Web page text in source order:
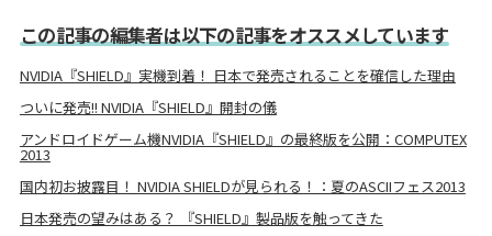
この記事の編集者は以下の記事をオススメしています
NVIDIA『SHIELD』実機到着！ 日本で発売されることを確信した理由
ついに発売!! NVIDIA『SHIELD』開封の儀
アンドロイドゲーム機NVIDIA『SHIELD』の最終版を公開：COMPUTEX
2013
国内初お披露目！ NVIDIA SHIELDが見られる！：夏のASCIIフェス2013
日本発売の望みはある？ 『SHIELD』製品版を触ってきた